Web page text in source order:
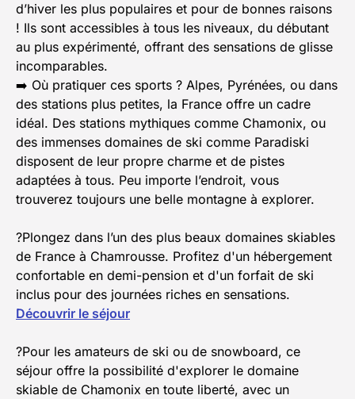
d’hiver les plus populaires et pour de bonnes raisons
! Ils sont accessibles à tous les niveaux, du débutant
au plus expérimenté, offrant des sensations de glisse
incomparables.
➡️ Où pratiquer ces sports ? Alpes, Pyrénées, ou dans
des stations plus petites, la France offre un cadre
idéal. Des stations mythiques comme Chamonix, ou
des immenses domaines de ski comme Paradiski
disposent de leur propre charme et de pistes
adaptées à tous. Peu importe l’endroit, vous
trouverez toujours une belle montagne à explorer.
?Plongez dans l’un des plus beaux domaines skiables
de France à Chamrousse. Profitez d'un hébergement
confortable en demi-pension et d'un forfait de ski
inclus pour des journées riches en sensations.
Découvrir le séjour
?Pour les amateurs de ski ou de snowboard, ce
séjour offre la possibilité d'explorer le domaine
skiable de Chamonix en toute liberté, avec un